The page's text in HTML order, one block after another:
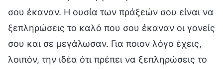
σου έκαναν. Η ουσία των πράξεών σου είναι να
ξεπληρώσεις το καλό που σου έκαναν οι γονείς
σου και σε μεγάλωσαν. Για ποιον λόγο έχεις,
λοιπόν, την ιδέα ότι πρέπει να ξεπληρώσεις το